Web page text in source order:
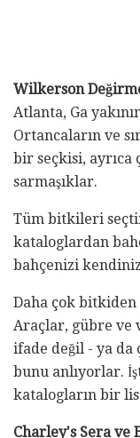
Wilkerson
Atlanta, Ga
Ortancaların ve
bir seçkisi, ayrıca
sarmaşıklar.
Tüm bitkileri
kataloglardan
bahçenizi
Daha çok
Araçlar, gübre ve
ifade değil - ya da
bunu anlıyorlar.
katalogların bir
Charley's Sera ve